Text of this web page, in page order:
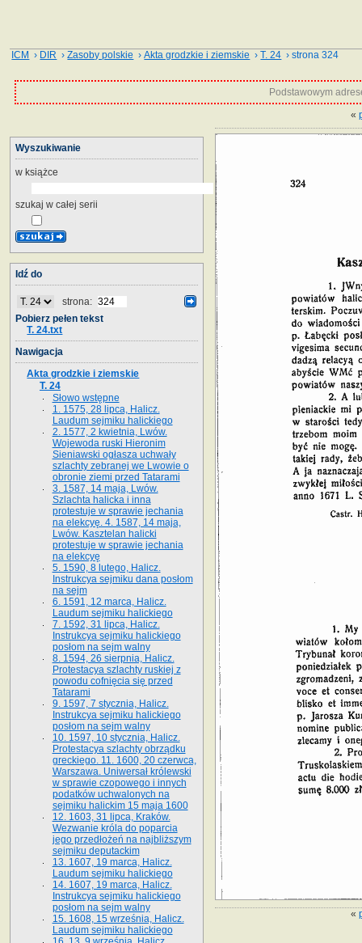
ICM › DIR ›Zasoby polskie ›Akta grodzkie i ziemskie ›T. 24 › strona 324
Podstawowym
«
«
Wyszukiwanie
w książce
szukaj w całej serii
Idź do
strona:
Pobierz pełen tekst
T. 24.txt
Nawigacja
Akta grodzkie i ziemskie
T. 24
Słowo wstępne
1. 1575, 28 lipca, Halicz.
Laudum sejmiku halickiego
2. 1577, 2 kwietnia, Lwów.
Wojewoda ruski Hieronim
Sieniawski ogłasza uchwały
szlachty zebranej we Lwowie o
obronie ziemi przed Tatarami
3. 1587, 14 maja, Lwów.
Szlachta halicka i inna
protestuje w sprawie jechania
na elekcyę. 4. 1587, 14 maja,
Lwów. Kasztelan halicki
protestuje w sprawie jechania
na elekcyę
5. 1590, 8 lutego, Halicz.
Instrukcya sejmiku dana posłom
na sejm
6. 1591, 12 marca, Halicz.
Laudum sejmiku halickiego
7. 1592, 31 lipca, Halicz.
Instrukcya sejmiku halickiego
posłom na sejm walny
8. 1594, 26 sierpnia, Halicz.
Protestacya szlachty ruskiej z
powodu cofnięcia się przed
Tatarami
9. 1597, 7 stycznia, Halicz.
Instrukcya sejmiku halickiego
posłom na sejm walny
10. 1597, 10 stycznia, Halicz.
Protestacya szlachty obrządku
greckiego. 11. 1600, 20 czerwca,
Warszawa. Uniwersał królewski
w sprawie czopowego i innych
podatków uchwalonych na
sejmiku halickim 15 maja 1600
12. 1603, 31 lipca, Kraków.
Wezwanie króla do poparcia
jego przedłożeń na najbliższym
sejmiku deputackim
13. 1607, 19 marca, Halicz.
Laudum sejmiku halickiego
14. 1607, 19 marca, Halicz.
Instrukcya sejmiku halickiego
posłom na sejm walny
15. 1608, 15 września, Halicz.
Laudum sejmiku halickiego